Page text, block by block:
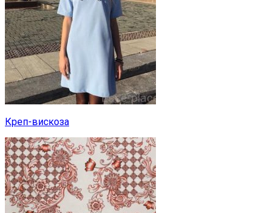
Креп-вискоза